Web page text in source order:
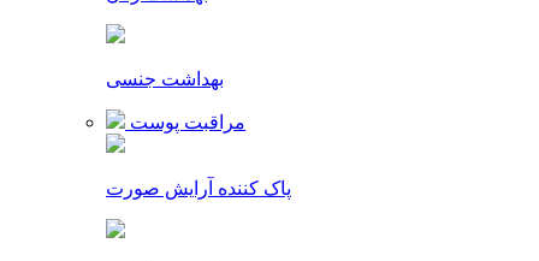
بهداشت جنسی
مراقبت پوست
پاک کننده آرایش صورت